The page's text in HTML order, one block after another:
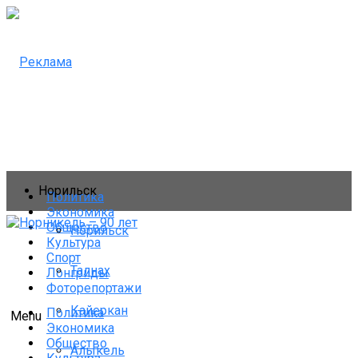
Политика
Экономика
Общество
Культура
Спорт
Лонгриды
Фоторепортажи
Menu
Норильск
Норильск
Талнах
Кайеркан
Алыкель
Политика
Экономика
Общество